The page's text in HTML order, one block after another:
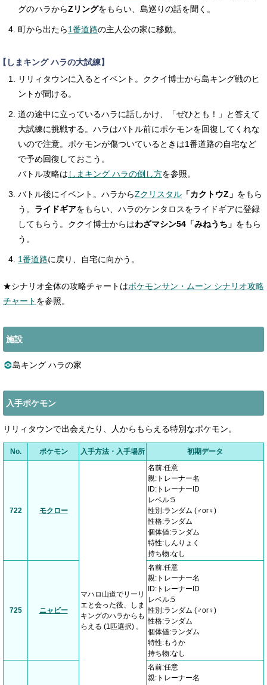
グのハラからZリングをもらい、島巡りの話を聞く。
町から出たら1番道路の主人公の家に移動。
しまキング ハラの大試練】
リリィタウンに入るとイベント。ククイ博士から島キング戦のヒ
ントが聞ける。
道の途中に立っているハラに話しかけ、「ぜひとも！」と答えて
大試練に挑戦する。ハラはバトル前にポケモンを回復してくれな
いので注意。ポケモンが傷ついているときは1番道路の自宅など
で予め回復しておこう。
バトル攻略は しまキング ハラの倒し方を参照。
バトル後にイベント。ハラからZクリスタル 「カクトウZ」 をもら
う。 ライドギアをもらい、ハラのケンタロスをライドギアに登録
してもらう。ククイ博士からはわざマシン54「みねうち」 をもら
う。
1番道路に戻り、自宅に向かう。
★シナリオ全体の攻略チャートはポケモンサン・ムーン シナリオ攻略
チャート を参照。
施設
島キング ハラの家
入手ポケモン
リリィタウンで出会えたり、人からもらえる特別なポケモン。
No. ポケモン 入手方法・入手場所 初期データ
722 モクロー
マハロ山道でリーリ
エと会った後、しま
キングのハラからも
らえる (1匹選択) 。
名前:任意
親:トレーナー名
ID:トレーナーID
レベル:5
性別:ランダム (♂or♀)
性格:ランダム
個体値:ランダム
特性:しんりょく
持ち物:なし
725 ニャビー
名前:任意
親:トレーナー名
ID:トレーナーID
レベル:5
性別:ランダム (♂or♀)
性格:ランダム
個体値:ランダム
特性:もうか
持ち物:なし
名前:任意
親:トレーナー名